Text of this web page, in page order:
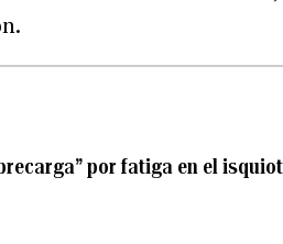
por fatiga en el